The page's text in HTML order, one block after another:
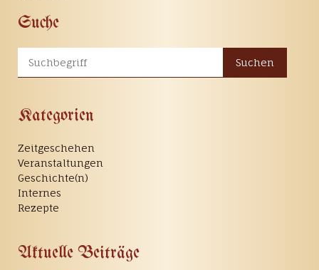
Suche
Suchen
Kategorien
Zeitgeschehen
Veranstaltungen
Geschichte(n)
Internes
Rezepte
Aktuelle Beiträge